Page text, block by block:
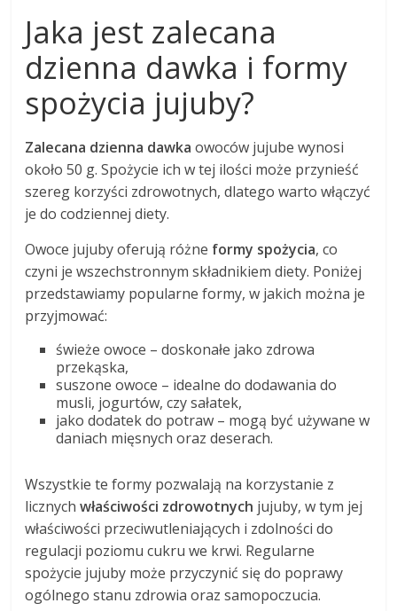
Jaka jest zalecana
dzienna dawka i formy
spożycia jujuby?
Zalecana dzienna dawka owoców jujube wynosi
około 50 g. Spożycie ich w tej ilości może przynieść
szereg korzyści zdrowotnych, dlatego warto włączyć
je do codziennej diety.
Owoce jujuby oferują różne formy spożycia, co
czyni je wszechstronnym składnikiem diety. Poniżej
przedstawiamy popularne formy, w jakich można je
przyjmować:
świeże owoce – doskonałe jako zdrowa
przekąska,
suszone owoce – idealne do dodawania do
musli, jogurtów, czy sałatek,
jako dodatek do potraw – mogą być używane w
daniach mięsnych oraz deserach.
Wszystkie te formy pozwalają na korzystanie z
licznychwłaściwości zdrowotnych jujuby, w tym jej
właściwości przeciwutleniających i zdolności do
regulacji poziomu cukru we krwi. Regularne
spożycie jujuby może przyczynić się do poprawy
ogólnego stanu zdrowia oraz samopoczucia.